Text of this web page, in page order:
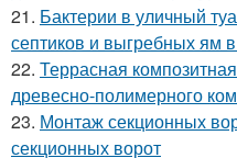
21. Бактерии в уличный
септиков и выгребных ям
22. Террасная
древесно-полимерного
23. Монтаж секционных
секционных ворот